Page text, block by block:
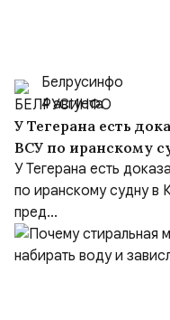
Белрусинфо
4 августа
У Тегерана есть
ВСУ по иранскому
море был
заверения Киева
У Тегерана есть
по иранскому судну в
пред...